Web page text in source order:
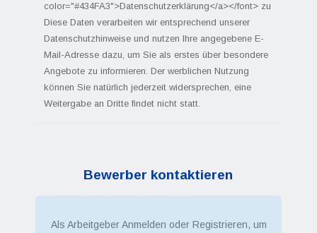
color="#434FA3">Datenschutzerklärung</a></font> zu
Diese Daten verarbeiten wir entsprechend unserer
Datenschutzhinweise und nutzen Ihre angegebene E-
Mail-Adresse dazu, um Sie als erstes über besondere
Angebote zu informieren. Der werblichen Nutzung
können Sie natürlich jederzeit widersprechen, eine
Weitergabe an Dritte findet nicht statt.
Bewerber kontaktieren
Als Arbeitgeber Anmelden oder Registrieren, um